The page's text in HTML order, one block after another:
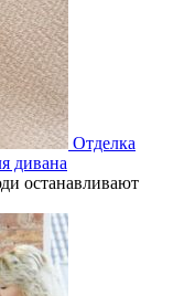
Отделка
дивана
останавливают